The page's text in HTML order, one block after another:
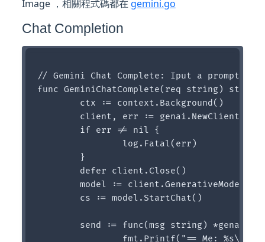
Image ，相關程式碼都在 gemini.go
Chat Completion
// Gemini Chat Complete: Iput a prompt
func GeminiChatComplete(req string)
	model := client.GenerativeModel("gemini-pro")